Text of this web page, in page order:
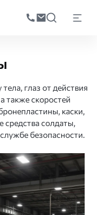
по
глаз от действия
также скоростей
каски,
солдаты,
безопасности.